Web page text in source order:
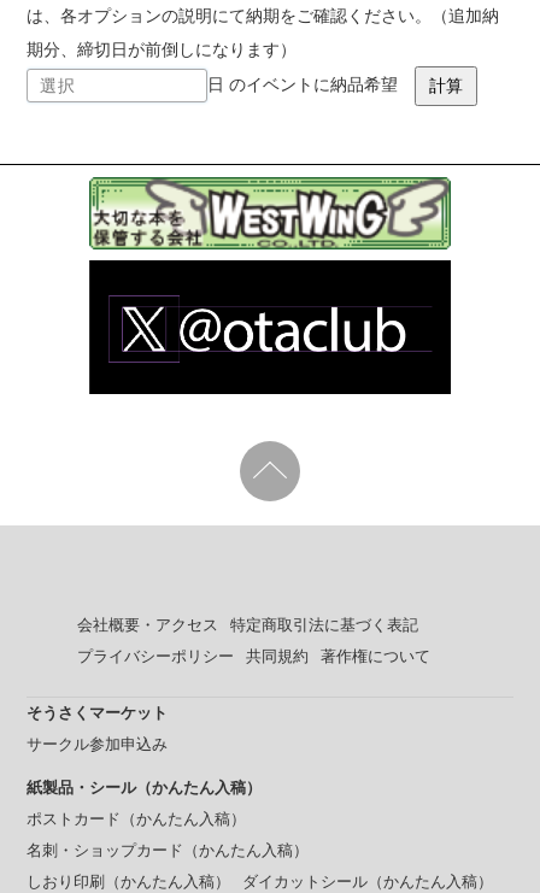
は、各オプションの説明にて納期をご確認ください。（追加納
期分、締切日が前倒しになります）
日 のイベントに納品希望
会社概要・アクセス
特定商取引法に基づく表記
プライバシーポリシー
共同規約 著作権について
そうさくマーケット
サークル参加申込み
紙製品・シール（かんたん入稿）
ポストカード（かんたん入稿）
名刺・ショップカード（かんたん入稿）
しおり印刷（かんたん入稿）
ダイカットシール（かんたん入稿）